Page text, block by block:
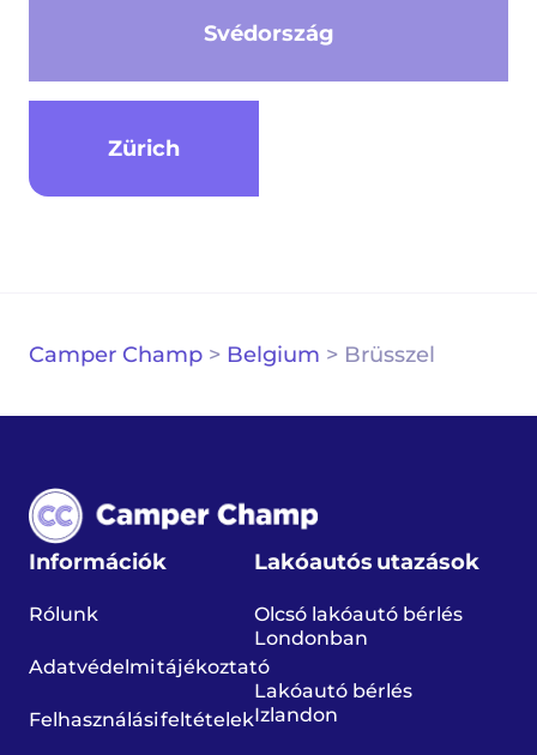
Svédország
Zürich
Camper Champ > Belgium > Brüsszel
Információk
Rólunk
Adatvédelmi tájékoztató
Felhasználási feltételek
Lakóautós utazások
Olcsó lakóautó bérlés
Londonban
Lakóautó bérlés
Izlandon